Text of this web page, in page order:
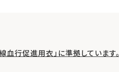
行促進用衣」に準拠しています。